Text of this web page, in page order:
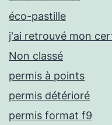
éco-pastille
j'ai retrouvé mon
Non classé
permis à points
permis détérioré
permis format f9